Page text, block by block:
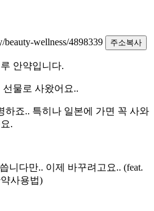
beauty-wellness/4898339
주소복사
안약입니다.
물로 사왔어요..
하죠.. 특히나 일본에 가면 꼭 사와
.